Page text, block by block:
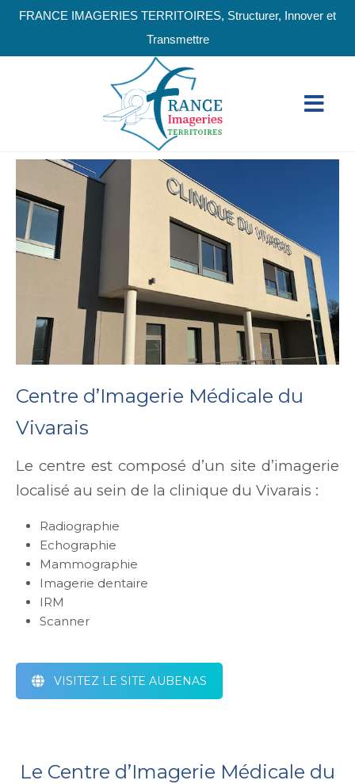
FRANCE IMAGERIES TERRITOIRES, Structurer, Innover et
Transmettre
Centre d’Imagerie Médicale du
Vivarais
Le centre est composé d’un site d’imagerie
localisé au sein de la clinique du Vivarais :
Radiographie
Echographie
Mammographie
Imagerie dentaire
IRM
Scanner
VISITEZ LE SITE AUBENAS
Le Centre d’Imagerie Médicale du